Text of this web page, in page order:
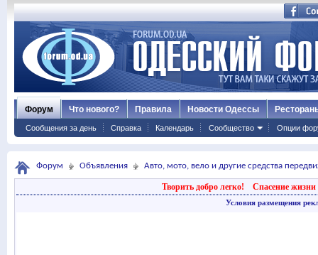
Форум
Сообщения за день Справка Календарь Сообщество Опции
Что нового? Правила Новости Одессы
Форум Объявления Авто, мото, вело и другие средства
Творить добро легко! Спасение жизни
Условия размещения